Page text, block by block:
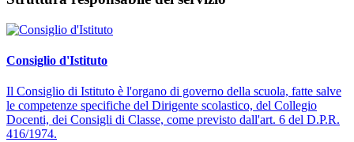
Consiglio d'Istituto
Il Consiglio di Istituto è l'organo di governo della scuola, fatte salve
le competenze specifiche del Dirigente scolastico, del Collegio
Docenti, dei Consigli di Classe, come previsto dall'art. 6 del D.P.R.
416/1974.